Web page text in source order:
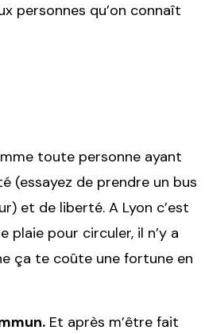
personnes qu’on connaît
toute personne ayant
(essayez de prendre un bus
et de liberté. A Lyon c’est
plaie pour circuler, il n’y a
ça te coûte une fortune en
Et après m’être fait